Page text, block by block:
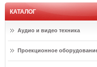
КАТАЛОГ
Аудио и видео техника
Проекционное